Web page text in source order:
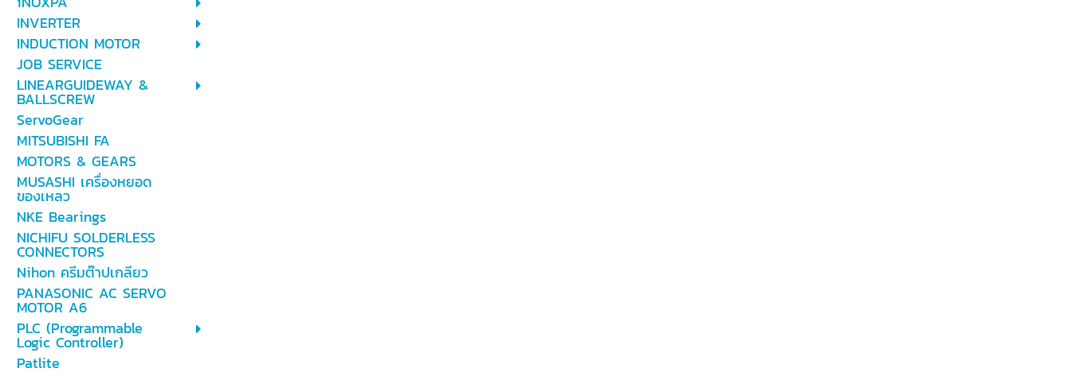
INVERTER
INDUCTION MOTOR
JOB SERVICE
LINEARGUIDEWAY &
BALLSCREW
ServoGear
MITSUBISHI FA
MOTORS & GEARS
MUSASHI เครื่องหยอด
ของเหลว
NKE Bearings
NICHIFU SOLDERLESS
CONNECTORS
Nihon ครีมต๊าปเกลียว
PANASONIC AC SERVO
MOTOR A6
PLC (Programmable
Logic Controller)
Patlite